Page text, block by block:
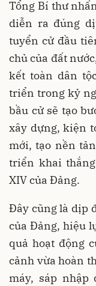
Tổng Bí thư
diễn ra đúng
tuyển cử đầu
chủ của đất
kết toàn dân
triển trong kỷ
bầu cử sẽ tạo
xây dựng, kiện
mới, tạo nền
triển khai
XIV của Đảng.
Đây cũng là dịp
của Đảng, hiệu
quả hoạt động
cảnh vừa hoàn
máy, sáp